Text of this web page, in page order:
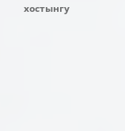
хостынгу